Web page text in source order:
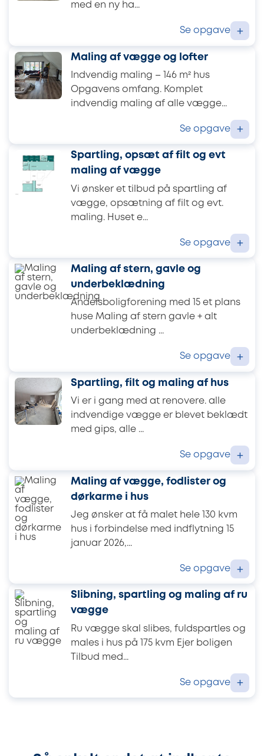
med en ny ha...
Se opgave +
Maling af vægge og lofter
Indvendig maling – 146 m² hus
Opgavens omfang. Komplet
indvendig maling af alle vægge...
Se opgave +
Spartling, opsæt af filt og evt
maling af vægge
Vi ønsker et tilbud på spartling af
vægge, opsætning af filt og evt.
maling. Huset e...
Se opgave +
Maling af stern, gavle og
underbeklædning
Andelsboligforening med 15 et plans
huse Maling af stern gavle + alt
underbeklædning ...
Se opgave +
Spartling, filt og maling af hus
Vi er i gang med at renovere. alle
indvendige vægge er blevet beklædt
med gips, alle ...
Se opgave +
Maling af vægge, fodlister og
dørkarme i hus
Jeg ønsker at få malet hele 130 kvm
hus i forbindelse med indflytning 15
januar 2026,...
Se opgave +
Slibning, spartling og maling af ru
vægge
Ru vægge skal slibes, fuldspartles og
males i hus på 175 kvm Ejer boligen
Tilbud med...
Se opgave +